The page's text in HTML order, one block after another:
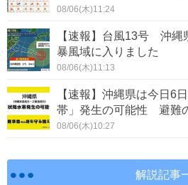
08/06(木)11:24
【速報】台風13号 沖縄
暴風域に入りました
08/06(木)11:13
【速報】沖縄県は今日6
帯」発生の可能性 避難
08/06(木)10:27
解説記事